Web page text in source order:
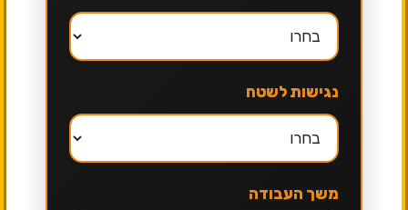
נגישות לשטח
משך העבודה